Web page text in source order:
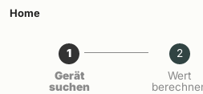
Home
1
Gerät
suchen
2
Wert